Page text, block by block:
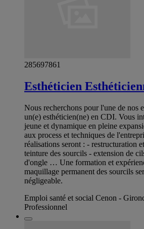
285697861
Esthéticien
Nous recherchons pour l'une de nos
un(e) esthéticien(ne) en CDI. Vous
jeune et dynamique en pleine
aux process et techniques de
réalisations seront : - restructuration
teinture des sourcils - extension de
d'ongle … Une formation et
maquillage permanent des sourcils
négligeable.
Emploi santé et social Cenon -
Professionnel